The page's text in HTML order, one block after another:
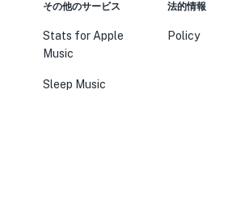
その他のサービス
Stats for Apple
Music
Sleep Music
法的情報
Policy